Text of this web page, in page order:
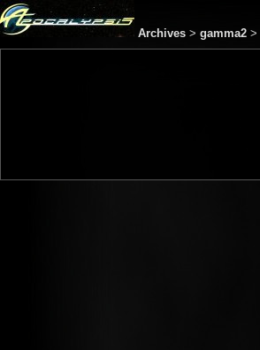
Archives > gamma2 >